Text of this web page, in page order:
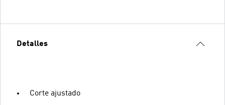
Detalles
Corte ajustado